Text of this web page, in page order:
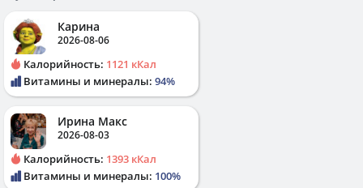
Карина
2026-08-06
Калорийность: 1121 кКал
Витамины и минералы: 94%
Ирина Макс
2026-08-03
Калорийность: 1393 кКал
Витамины и минералы: 100%